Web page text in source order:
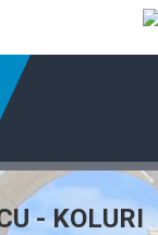
- KOLURI